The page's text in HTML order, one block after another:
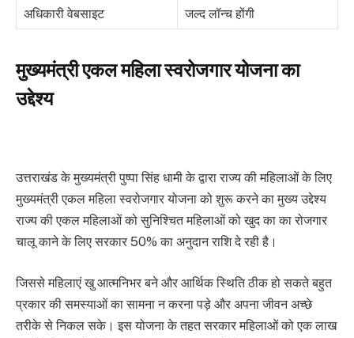
अधिकारी वेबसाइट जल्द लॉन्च होंगी
मुख्यमंत्री एकल महिला स्वरोजगार योजना का
उद्देश्य
उत्तराखंड के मुख्यमंत्री पुष्पा सिंह धामी के द्वारा राज्य की महिलाओं के लिए
मुख्यमंत्री एकल महिला स्वरोजगार योजना को शुरू करने का मुख्य उद्देश्य
राज्य की एकल महिलाओं को सुनिश्चित महिलाओं को खुद का का रोजगार
चालू काने के लिए सरकार 50% का अनुदान राशि दे रही है।
जिससे महिलाएं खु आत्मनिभर बने और आर्थिक स्थिति ठीक हो सकते बहुत
प्रकार की समस्याओं का सामना न करना पड़े और अपना जीवन अच्छे
तरीके से निकल सके। इस योजना के तहत सरकार महिलाओं को एक लाख